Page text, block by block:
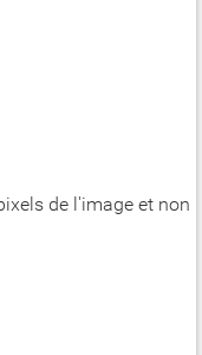
de l'image et non